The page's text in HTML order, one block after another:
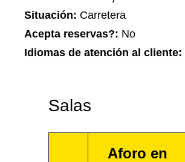
Situación: Carretera
Acepta reservas?: No
Idiomas de atención al cliente:
Salas
Aforo en